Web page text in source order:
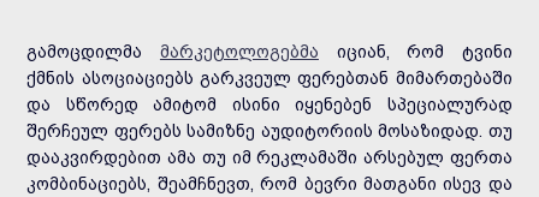
გამოცდილმა მარკეტოლოგებმა იციან, რომ ტვინი
ქმნის ასოციაციებს გარკვეულ ფერებთან მიმართებაში
და სწორედ ამიტომ ისინი იყენებენ სპეციალურად
შერჩეულ ფერებს სამიზნე აუდიტორიის მოსაზიდად. თუ
დააკვირდებით ამა თუ იმ რეკლამაში არსებულ ფერთა
კომბინაციებს, შეამჩნევთ, რომ ბევრი მათგანი ისევ და